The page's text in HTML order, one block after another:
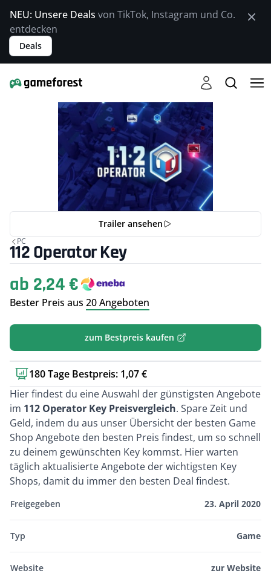
NEU: Unsere Deals von TikTok, Instagram und Co.
entdecken
Deals
Trailer ansehen
PC
112 Operator Key
ab 2,24 €
Bester Preis aus 20 Angeboten
zum Bestpreis kaufen
180 Tage Bestpreis: 1,07 €
Kurzbeschreibung
Hier findest du eine Auswahl der günstigsten Angebote
im 112 Operator Key Preisvergleich. Spare Zeit und
Geld, indem du aus unser Übersicht der besten Game
Shop Angebote den besten Preis findest, um so schnell
zu deinem gewünschten Key kommst. Hier warten
täglich aktualisierte Angebote der wichtigsten Key
Shops, damit du immer den besten Deal findest.
Freigegeben 23. April 2020
Typ Game
Website zur Website